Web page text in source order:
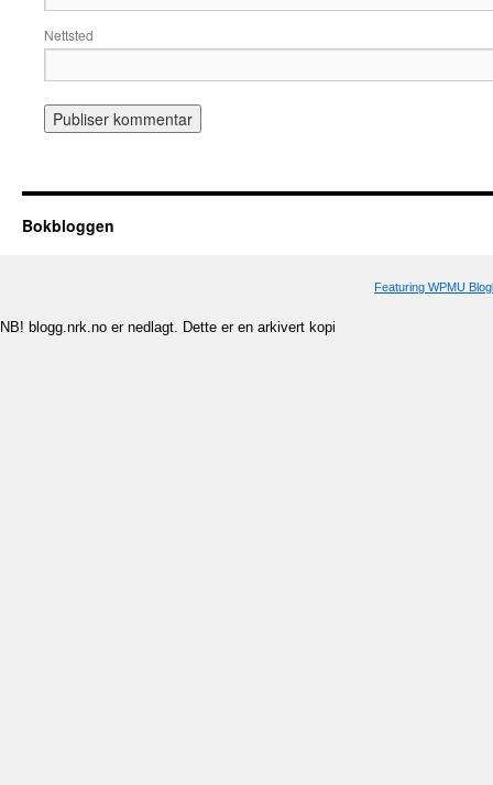
Nettsted
Bokbloggen
Featuring WPMU
NB! blogg.nrk.no er nedlagt. Dette er en arkivert kopi